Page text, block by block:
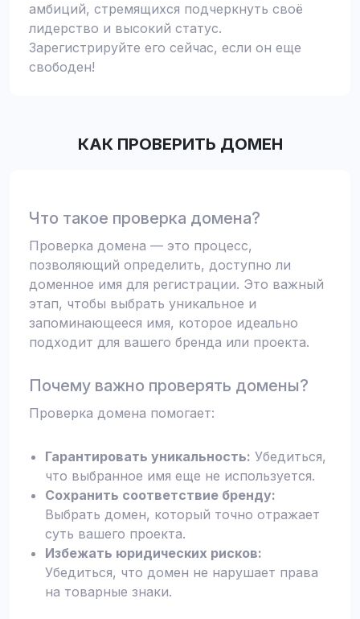
амбиций, стремящихся подчеркнуть своё
лидерство и высокий статус.
Зарегистрируйте его сейчас, если он еще
свободен!
КАК ПРОВЕРИТЬ ДОМЕН
Что такое проверка домена?
Проверка домена — это процесс,
позволяющий определить, доступно ли
доменное имя для регистрации. Это важный
этап, чтобы выбрать уникальное и
запоминающееся имя, которое идеально
подходит для вашего бренда или проекта.
Почему важно проверять домены?
Проверка домена помогает:
Гарантировать уникальность: Убедиться,
что выбранное имя еще не используется.
Сохранить соответствие бренду:
Выбрать домен, который точно отражает
суть вашего проекта.
Избежать юридических рисков:
Убедиться, что домен не нарушает права
на товарные знаки.